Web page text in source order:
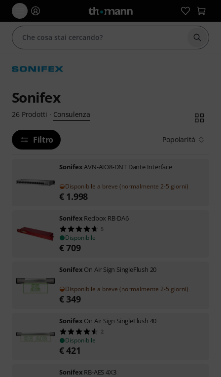
Sonifex
26 Prodotti · Consulenza
Filtro Popolarità
SonifexAVN-AIO8-DNT Dante Interface
Disponibile a breve (normalmente 2-5 giorni)
€ 1.998
Sonifex Redbox RB-DA6
5
Disponibile
€709
Sonifex On Air Sign SingleFlush 20
Disponibile a breve (normalmente 2-5 giorni)
€ 349
Sonifex On Air Sign SingleFlush 40
2
Disponibile
€421
Sonifex RB-AES 4X3